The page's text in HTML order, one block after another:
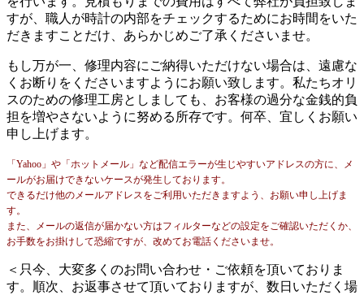
すが、職人が時計の内部をチェックするためにお時間をいた
だきますことだけ、あらかじめご了承くださいませ。
もし万が一、修理内容にご納得いただけない場合は、遠慮な
くお断りをくださいますようにお願い致します。私たちオリ
スのための修理工房としましても、お客様の過分な金銭的負
担を増やさないように努める所存です。何卒、宜しくお願い
申し上げます。
「Yahoo」や「ホットメール」など配信エラーが生じやすいアドレスの方に、メ
ールがお届けできないケースが発生しております。
できるだけ他のメールアドレスをご利用いただきますよう、お願い申し上げま
す。
また、メールの返信が届かない方はフィルターなどの設定をご確認いただくか、
お手数をお掛けして恐縮ですが、改めてお電話くださいませ。
＜只今、大変多くのお問い合わせ・ご依頼を頂いておりま
す。順次、お返事させて頂いておりますが、数日いただく場